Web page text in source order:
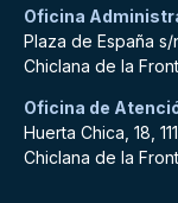
Oficina
Plaza de España s/
Chiclana de la
Oficina de
Huerta Chica, 18,
Chiclana de la